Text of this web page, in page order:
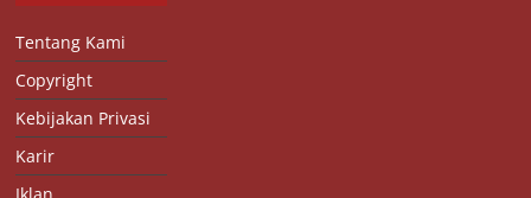
Tentang Kami
Copyright
Kebijakan Privasi
Karir